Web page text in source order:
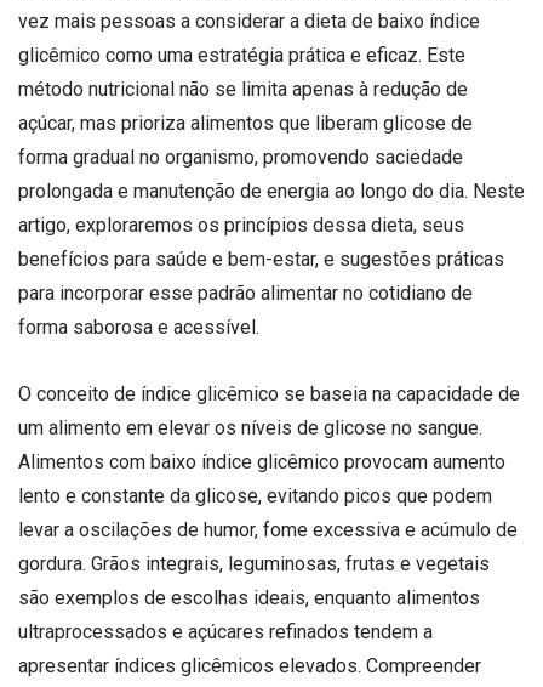
vez mais pessoas a considerar a dieta de baixo índice
glicêmico como uma estratégia prática e eficaz. Este
método nutricional não se limita apenas à redução de
açúcar, mas prioriza alimentos que liberam glicose de
forma gradual no organismo, promovendo saciedade
prolongada e manutenção de energia ao longo do dia. Neste
artigo, exploraremos os princípios dessa dieta, seus
benefícios para saúde e bem-estar, e sugestões práticas
para incorporar esse padrão alimentar no cotidiano de
forma saborosa e acessível.
O conceito de índice glicêmico se baseia na capacidade de
um alimento em elevar os níveis de glicose no sangue.
Alimentos com baixo índice glicêmico provocam aumento
lento e constante da glicose, evitando picos que podem
levar a oscilações de humor, fome excessiva e acúmulo de
gordura. Grãos integrais, leguminosas, frutas e vegetais
são exemplos de escolhas ideais, enquanto alimentos
ultraprocessados e açúcares refinados tendem a
apresentar índices glicêmicos elevados. Compreender